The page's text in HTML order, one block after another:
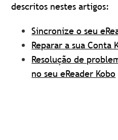
descritos nestes artigos:
Sincronize o seu
Reparar a sua Conta
Resolução de
no seu eReader Kobo